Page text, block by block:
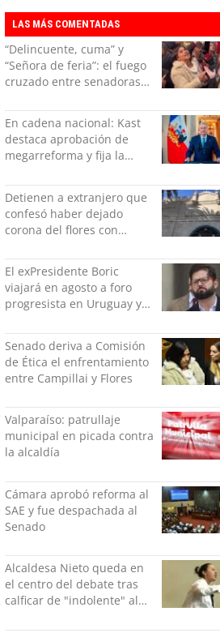
LAS MÁS COMENTADAS
“Delincuente, cuma” y
“Señora de feria”: el fuego
cruzado entre senadoras
Senado
En cadena nacional: Kast
destaca aprobación de
megarreforma y fija la
desafío del Gobierno
Detienen a extranjero que
confesó haber dejado
corona del flores con
exPenitenciaría
El exPresidente Boric
viajará en agosto a foro
progresista en Uruguay y
Senado deriva a Comisión
de Ética el enfrentamiento
entre Campillai y Flores
Valparaíso: patrullaje
municipal en picada contra
la alcaldía
Cámara aprobó reforma al
SAE y fue despachada al
Senado
Alcaldesa Nieto queda en
el centro del debate tras
calficar de "indolente" al